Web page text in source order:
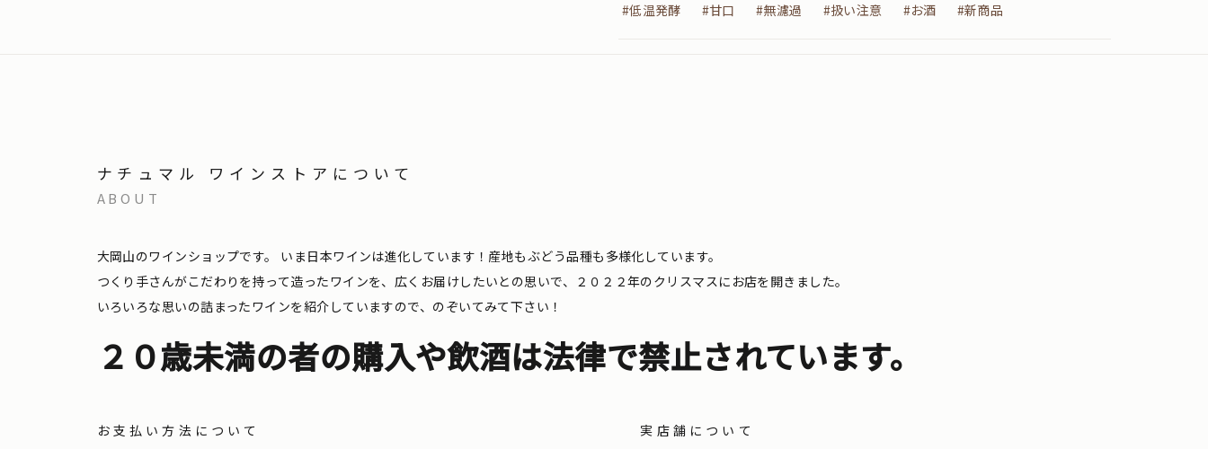
#低温発酵
#甘口 #無濾過 #扱い注意 #お酒 #新商品
ナチュマル ワインストアについて
ABOUT
大岡山のワインショップです。
いま日本ワインは進化しています！産地もぶどう品種も多様化しています。
つくり手さんがこだわりを持って造ったワインを、広くお届けしたいとの思いで、２０２２年のクリスマスにお店を開きました。
いろいろな思いの詰まったワインを紹介していますので、のぞいてみて下さい！
２０歳未満の者の購入や飲酒は法律で禁止されています。
お支払い方法について
実店舗について